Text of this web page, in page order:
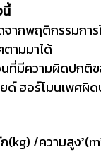
นี้
จากพฤติกรรมกา
ตามมาได้
ที่มีความผิดปกติข
ยด์ ฮอร์โมนเพศ
(kg) /ความสูง